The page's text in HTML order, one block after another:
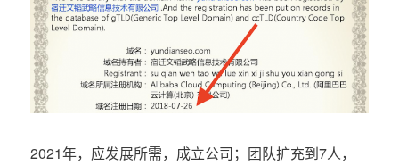
2021年，应发展所需，成立公司；团队扩充到7人，